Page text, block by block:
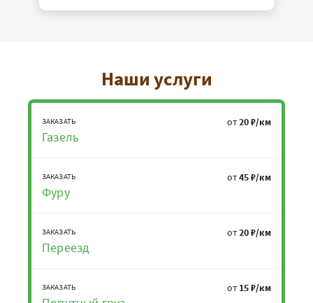
Наши услуги
ЗАКАЗАТЬ
Газель
от20 ₽/км
ЗАКАЗАТЬ
Фуру
от45 ₽/км
ЗАКАЗАТЬ
Переезд
от20 ₽/км
ЗАКАЗАТЬ от 15 ₽/км